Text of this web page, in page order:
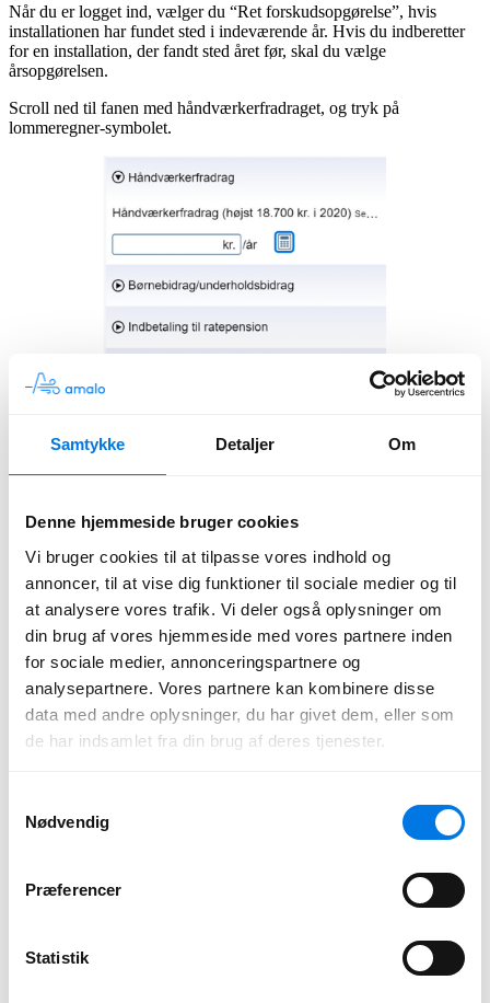
Samtykke Detaljer Om
Denne hjemmeside bruger cookies
Vi bruger cookies til at tilpasse vores indhold og
annoncer, til at vise dig funktioner til sociale medier og til
at analysere vores trafik. Vi deler også oplysninger om
din brug af vores hjemmeside med vores partnere inden
for sociale medier, annonceringspartnere og
analysepartnere. Vores partnere kan kombinere disse
data med andre oplysninger, du har givet dem, eller som
de har indsamlet fra din brug af deres tjenester.
Nødvendig
Præferencer
Statistik
Når du er logget ind, vælger du “Ret forskudsopgørelse”, hvis
installationen har fundet sted i indeværende år. Hvis du indberetter
for en installation, der fandt sted året før, skal du vælge
årsopgørelsen.
Scroll ned til fanen med håndværkerfradraget, og tryk på
lommeregner-symbolet.
boligtype. I de fleste tilfælde vil det være en helårsbolig, men hvis
Fritidsbolig.
Her vælger du “Energibesparelser”.